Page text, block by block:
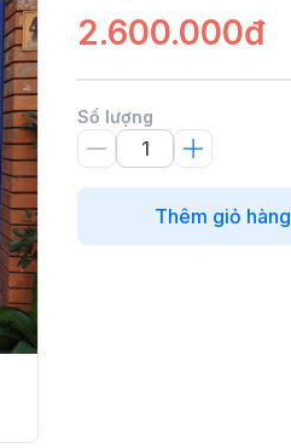
2.600.000đ
Số lượng
Thêm giỏ hàng